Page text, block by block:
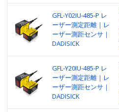
GFL-Y02IU-485-P レ
ーザー測定距離｜レ
ーザー測距センサ｜
DADISICK
GFL-Y20IU-485-P レ
ーザー測定距離｜レ
ーザー測距センサ｜
DADISICK